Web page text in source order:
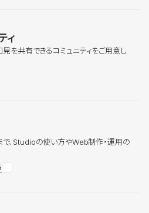
ィ
を共有できるコミュニティをご用意し
、Studioの使い方やWeb制作・運用の